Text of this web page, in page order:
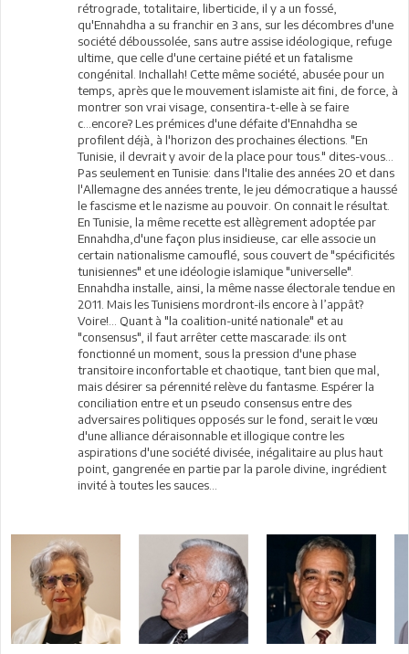
rétrograde, totalitaire, liberticide, il y a un fossé,
qu'Ennahdha a su franchir en 3 ans, sur les décombres d'une
société déboussolée, sans autre assise idéologique, refuge
ultime, que celle d'une certaine piété et un fatalisme
congénital. Inchallah! Cette même société, abusée pour un
temps, après que le mouvement islamiste ait fini, de force, à
montrer son vrai visage, consentira-t-elle à se faire
c...encore? Les prémices d'une défaite d'Ennahdha se
profilent déjà, à l'horizon des prochaines élections. "En
Tunisie, il devrait y avoir de la place pour tous." dites-vous...
Pas seulement en Tunisie: dans l'Italie des années 20 et dans
l'Allemagne des années trente, le jeu démocratique a haussé
le fascisme et le nazisme au pouvoir. On connait le résultat.
En Tunisie, la même recette est allègrement adoptée par
Ennahdha,d'une façon plus insidieuse, car elle associe un
certain nationalisme camouflé, sous couvert de "spécificités
tunisiennes" et une idéologie islamique "universelle".
Ennahdha installe, ainsi, la même nasse électorale tendue en
2011. Mais les Tunisiens mordront-ils encore à l’appât?
Voire!... Quant à "la coalition-unité nationale" et au
"consensus", il faut arrêter cette mascarade: ils ont
fonctionné un moment, sous la pression d'une phase
transitoire inconfortable et chaotique, tant bien que mal,
mais désirer sa pérennité relève du fantasme. Espérer la
conciliation entre et un pseudo consensus entre des
adversaires politiques opposés sur le fond, serait le vœu
d'une alliance déraisonnable et illogique contre les
aspirations d'une société divisée, inégalitaire au plus haut
point, gangrenée en partie par la parole divine, ingrédient
invité à toutes les sauces...